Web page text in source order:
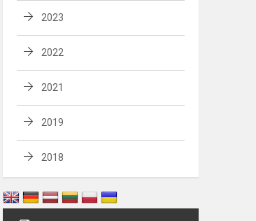
2023
2022
2021
2019
2018